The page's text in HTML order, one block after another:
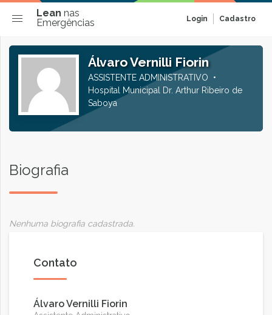
Lean nas
Emergências
Login Cadastro
Álvaro Vernilli Fiorin
ASSISTENTE ADMINISTRATIVO
Hospital Municipal Dr. Arthur Ribeiro de
Saboya
Biografia
Nenhuma biografia cadastrada.
Contato
Álvaro Vernilli Fiorin